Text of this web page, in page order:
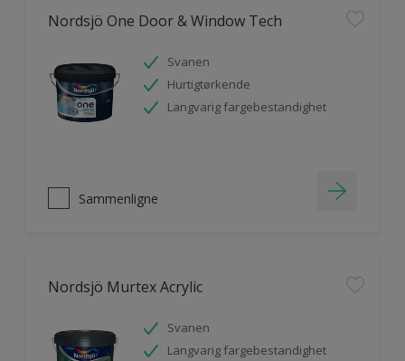
Nordsjö One Door & Window Tech
Svanen
Hurtigtørkende
Langvarig fargebestandighet
Sammenligne
Nordsjö Murtex Acrylic
Svanen
Langvarig fargebestandighet